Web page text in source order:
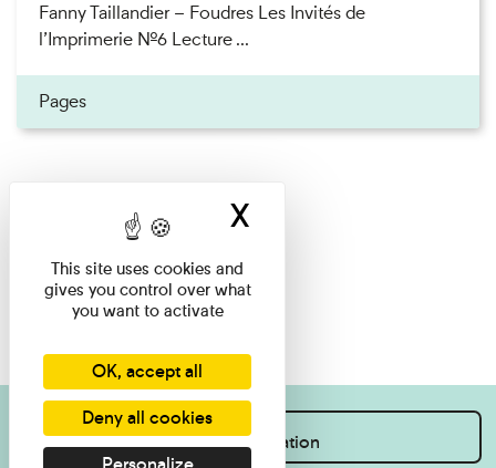
Fanny Taillandier – Foudres Les Invités de
l’Imprimerie n°6 Lecture ...
Pages
I want information
This site uses cookies and
gives you control over what
you want to activate
OK, accept all
Deny all cookies
X